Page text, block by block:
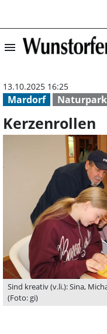
menu
Mardorf Naturpark
13.10.2025 16:25
Kerzenrollen
Sind kreativ (v.li.): Sina,
(Foto: gi)